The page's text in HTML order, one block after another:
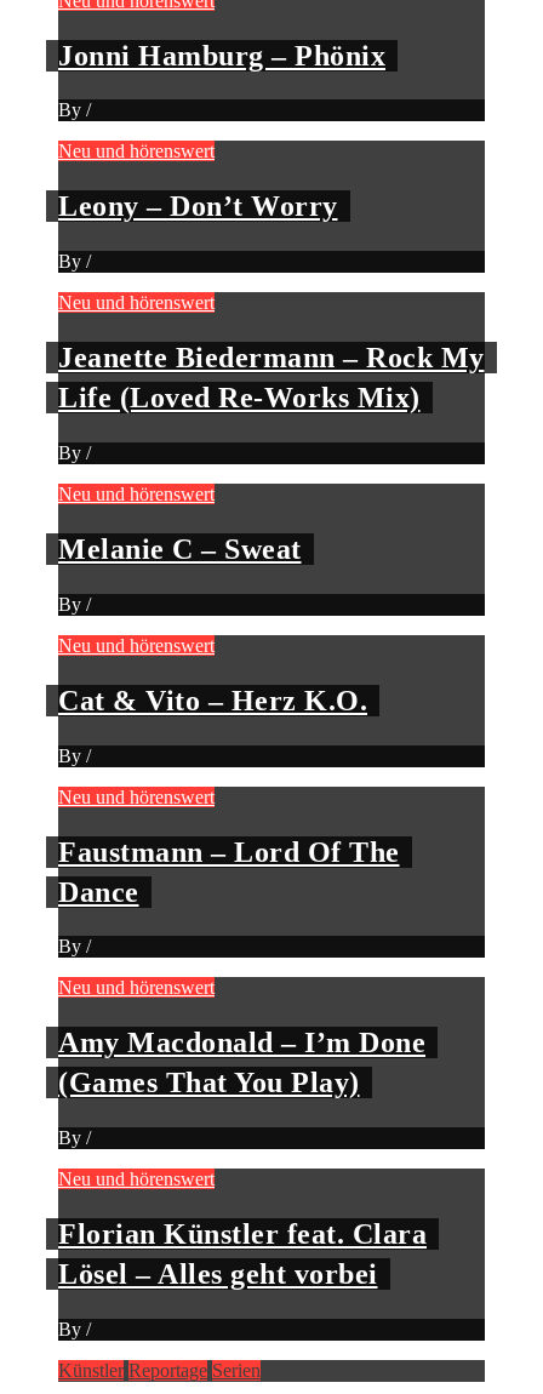
Jonni Hamburg – Phönix
By /
Neu und hörenswert
Leony – Don’t Worry
By /
Neu und hörenswert
Jeanette Biedermann – Rock My
Life (Loved Re-Works Mix)
By /
Neu und hörenswert
Melanie C – Sweat
By /
Neu und hörenswert
Cat & Vito – Herz K.O.
By /
Neu und hörenswert
Faustmann – Lord Of The
Dance
By /
Neu und hörenswert
Amy Macdonald – I’m Done
(Games That You Play)
By /
Neu und hörenswert
Florian Künstler feat. Clara
Lösel – Alles geht vorbei
By /
Künstler Reportage Serien